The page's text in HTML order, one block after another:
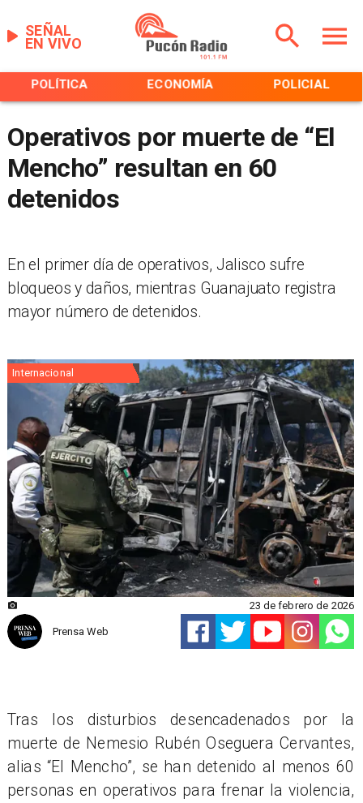
EN VIVO
SEÑAL
POLÍTICA ECONOMÍA POLICIAL
Operativos por muerte de “El
Mencho” resultan en 60
detenidos
En el primer día de operativos, Jalisco sufre
bloqueos y daños, mientras Guanajuato registra
mayor número de detenidos.
Internacional
Prensa Web
23 de febrero de 2026
Tras los disturbios desencadenados por la
muerte de Nemesio Rubén Oseguera Cervantes,
alias “El Mencho”, se han detenido al menos 60
personas en operativos para frenar la violencia,